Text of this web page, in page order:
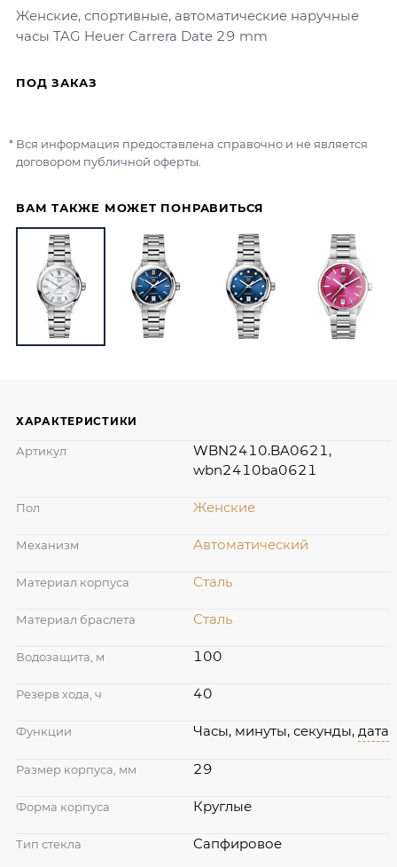
Женские, спортивные, автоматические наручные
часы TAG Heuer Carrera Date 29 mm
ВАМ ТАКЖЕ МОЖЕТ ПОНРАВИТЬСЯ
ПОД ЗАКАЗ
Вся информация предоставлена справочно и не является
договором публичной оферты.
ХАРАКТЕРИСТИКИ
Артикул
WBN2410.BA0621,
wbn2410ba0621
Пол Женские
Механизм Автоматический
Материал корпуса Сталь
Материал браслета Сталь
Водозащита, м 100
Резерв хода, ч 40
Функции Часы, минуты, секунды, дата
Размер корпуса, мм 29
Форма корпуса Круглые
Тип стекла Сапфировое